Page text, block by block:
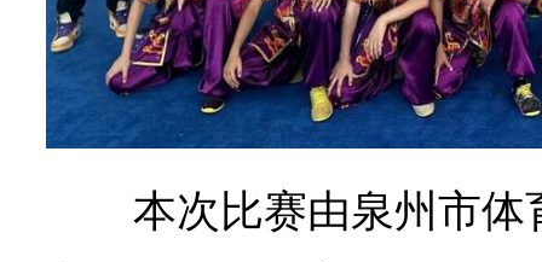
本次比赛由泉州市